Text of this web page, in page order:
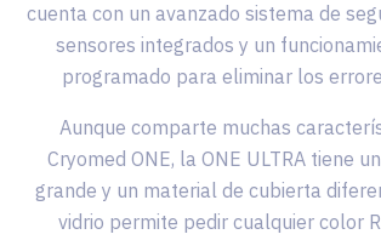
cuenta con un avanzado sistema de
sensores integrados y un
programado para eliminar los
Aunque comparte muchas
Cryomed ONE, la ONE ULTRA tiene
grande y un material de cubierta
vidrio permite pedir cualquier color